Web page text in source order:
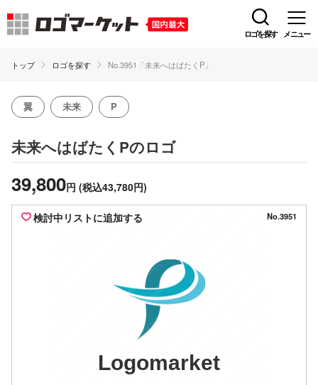
ロゴを探す メニュー
トップ ロゴを探す No.3951「未来へはばたくP」
翼 未来 P
未来へはばたくPのロゴ
39,800円 (税込43,780円)
検討中リストに追加する No.3951
Logomarket